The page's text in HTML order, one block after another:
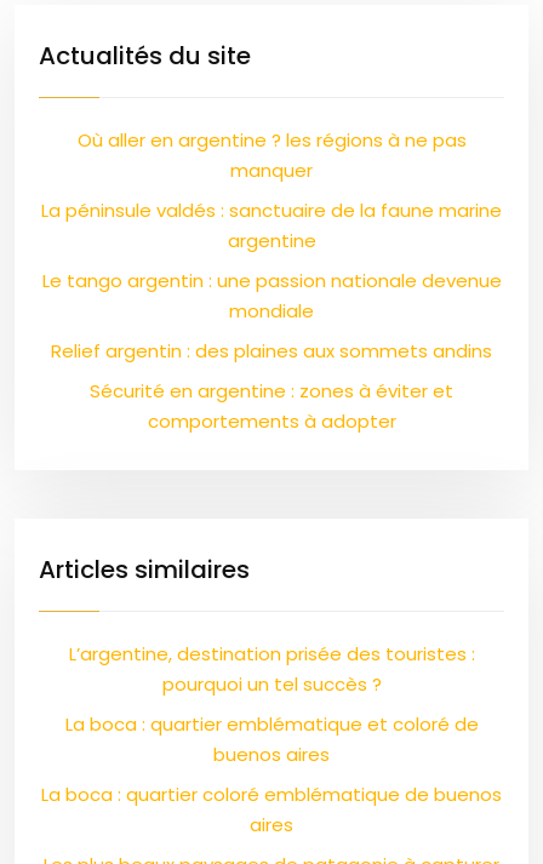
Actualités du site
Où aller en argentine ? les régions à ne pas
manquer
La péninsule valdés : sanctuaire de la faune marine
argentine
Le tango argentin : une passion nationale devenue
mondiale
Relief argentin : des plaines aux sommets andins
Sécurité en argentine : zones à éviter et
comportements à adopter
Articles similaires
L’argentine, destination prisée des touristes :
pourquoi un tel succès ?
La boca : quartier emblématique et coloré de
buenos aires
La boca : quartier coloré emblématique de buenos
aires